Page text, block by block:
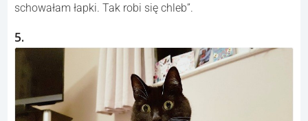
schowałam łapki. Tak robi się chleb”.
5.